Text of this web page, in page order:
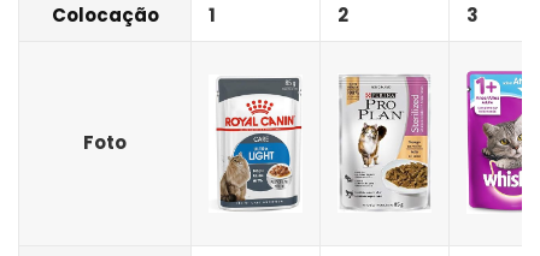
Colocação 1 2 3
Foto